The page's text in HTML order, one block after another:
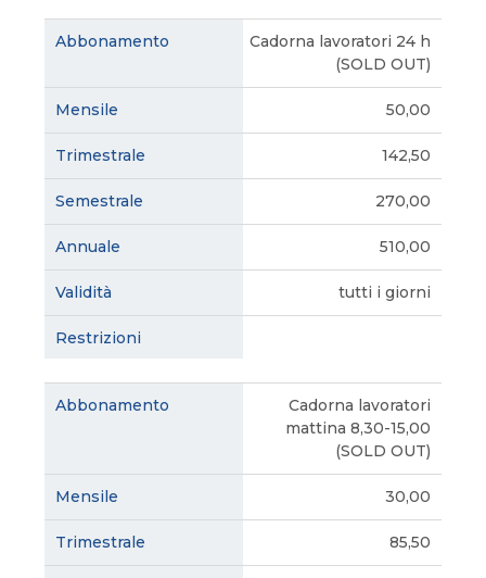
Cadorna lavoratori 24 h
(SOLD OUT)
50,00
142,50
270,00
510,00
tutti i giorni
Cadorna lavoratori
mattina 8,30-15,00
(SOLD OUT)
30,00
85,50